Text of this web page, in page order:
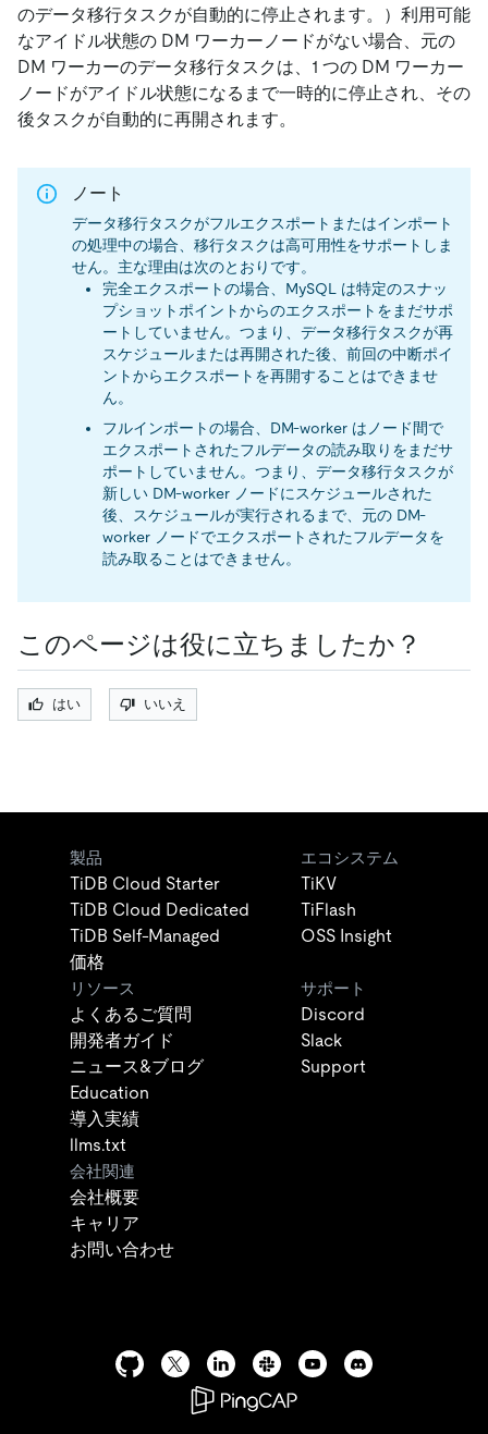
のデータ移行タスクが自動的に停止されます。）利用可能
なアイドル状態の DM ワーカーノードがない場合、元の
DM ワーカーのデータ移行タスクは、1 つの DM ワーカー
ノードがアイドル状態になるまで一時的に停止され、その
後タスクが自動的に再開されます。
ノート
データ移行タスクがフルエクスポートまたはインポート
の処理中の場合、移行タスクは高可用性をサポートしま
せん。主な理由は次のとおりです。
完全エクスポートの場合、MySQL は特定のスナッ
プショットポイントからのエクスポートをまだサポ
ートしていません。つまり、データ移行タスクが再
スケジュールまたは再開された後、前回の中断ポイ
ントからエクスポートを再開することはできませ
ん。
フルインポートの場合、DM-worker はノード間で
エクスポートされたフルデータの読み取りをまだサ
ポートしていません。つまり、データ移行タスクが
新しい DM-worker ノードにスケジュールされた
後、スケジュールが実行されるまで、元の DM-
worker ノードでエクスポートされたフルデータを
読み取ることはできません。
このページは役に立ちましたか？
はい いいえ
製品
TiDB Cloud Starter
TiDB Cloud Dedicated
TiDB Self-Managed
価格
エコシステム
TiKV
TiFlash
OSS Insight
リソース
よくあるご質問
開発者ガイド
ニュース&ブログ
Education
導入実績
llms.txt
サポート
Discord
Slack
Support
会社関連
会社概要
キャリア
お問い合わせ